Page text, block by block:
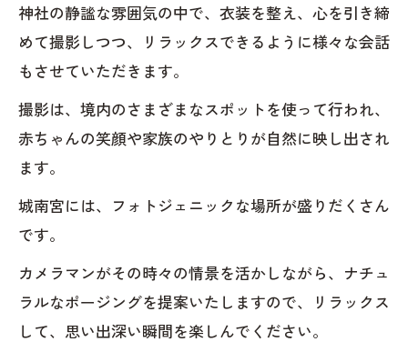
神社の静謐な雰囲気の中で、衣装を整え、心を引き締
めて撮影しつつ、リラックスできるように様々な会話
もさせていただきます。
撮影は、境内のさまざまなスポットを使って行われ、
赤ちゃんの笑顔や家族のやりとりが自然に映し出され
ます。
城南宮には、フォトジェニックな場所が盛りだくさん
です。
カメラマンがその時々の情景を活かしながら、ナチュ
ラルなポージングを提案いたしますので、リラックス
して、思い出深い瞬間を楽しんでください。